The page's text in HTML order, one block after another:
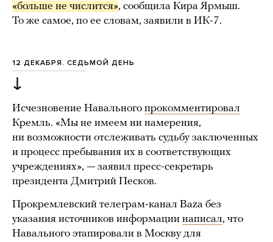
«больше не числится», сообщила Кира Ярмыш.
То же самое, по ее словам, заявили в ИК-7.
12 ДЕКАБРЯ. СЕДЬМОЙ ДЕНЬ
↓
Исчезновение Навального прокомментировал
Кремль. «Мы не имеем ни намерения,
ни возможности отслеживать судьбу заключенных
и процесс пребывания их в соответствующих
учреждениях», — заявил пресс-секретарь
президента Дмитрий Песков.
Прокремлевский телеграм-канал Baza без
указания источников информации написал, что
Навального этапировали в Москву для